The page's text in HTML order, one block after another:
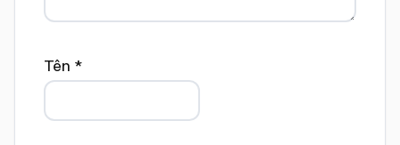
Tên *